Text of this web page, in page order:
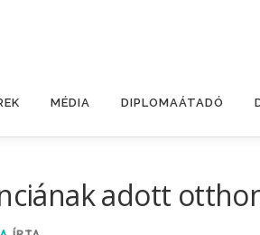
MÉDIA DIPLOMAÁTADÓ
adott